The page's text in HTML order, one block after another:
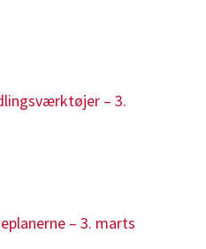
– 3.
– 3. marts